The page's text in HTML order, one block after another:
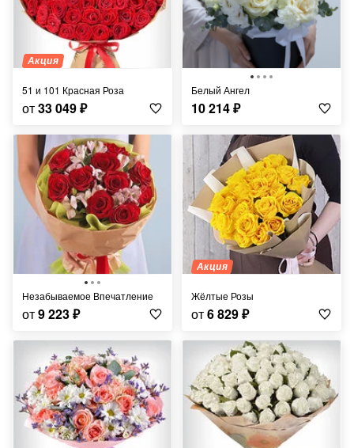
Акция
51 и 101 Красная Роза
от33 049₽
Белый Ангел
10 214₽
Незабываемое Впечатление
от9 223₽
Акция
Жёлтые Розы
от6 829₽